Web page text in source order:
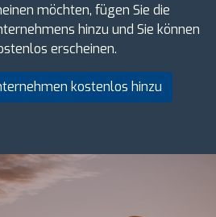
möchten, fügen Sie die
hinzu und Sie können
erscheinen.
kostenlos hinzu